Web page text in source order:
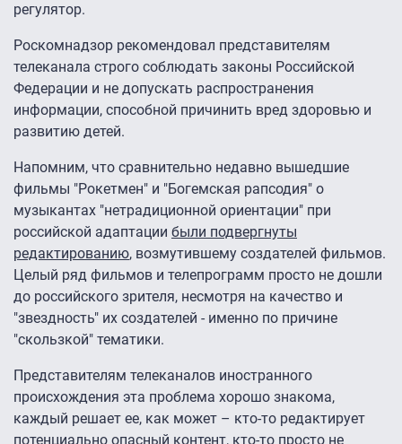
регулятор.
Роскомнадзор рекомендовал представителям
телеканала строго соблюдать законы Российской
Федерации и не допускать распространения
информации, способной причинить вред здоровью и
развитию детей.
Напомним, что сравнительно недавно вышедшие
фильмы "Рокетмен" и "Богемская рапсодия" о
музыкантах "нетрадиционной ориентации" при
российской адаптации были подвергнуты
редактированию, возмутившему создателей фильмов.
Целый ряд фильмов и телепрограмм просто не дошли
до российского зрителя, несмотря на качество и
"звездность" их создателей - именно по причине
"скользкой" тематики.
Представителям телеканалов иностранного
происхождения эта проблема хорошо знакома,
каждый решает ее, как может – кто-то редактирует
потенциально опасный контент, кто-то просто не